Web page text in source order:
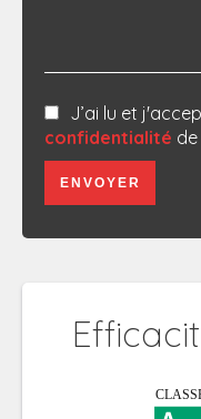
J’ai lu et
confidentialité
ENVOYER